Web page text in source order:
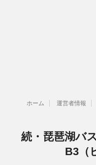
ホーム 運営者情報
続・琵琶湖バ
B3（